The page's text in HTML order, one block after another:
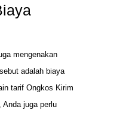
mengenakan
adalah biaya
tarif Ongkos Kirim
Anda juga perlu